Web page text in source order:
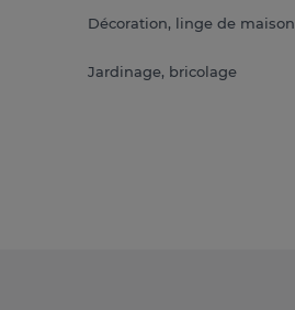
Décoration, linge de maison
Jardinage, bricolage